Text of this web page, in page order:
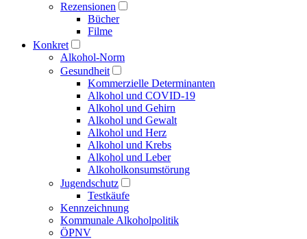
Rezensionen
Bücher
Filme
Konkret
Alkohol-Norm
Gesundheit
Kommerzielle Determinanten
Alkohol und COVID-19
Alkohol und Gehirn
Alkohol und Gewalt
Alkohol und Herz
Alkohol und Krebs
Alkohol und Leber
Alkoholkonsumstörung
Jugendschutz
Testkäufe
Kennzeichnung
Kommunale Alkoholpolitik
ÖPNV